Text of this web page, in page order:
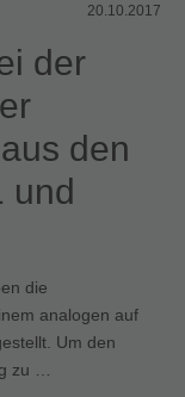
20.10.2017
der
den
und
die
analogen auf
Um den
zu …